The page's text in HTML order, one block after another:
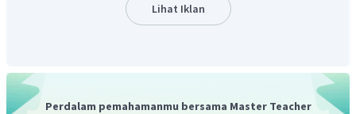
Lihat Iklan
Perdalam pemahamanmu bersama Master Teacher